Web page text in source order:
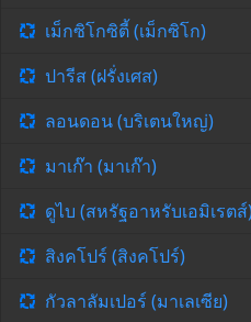
เม็กซิโกซิตี้ (เม็กซิโก)
ปารีส (ฝรั่งเศส)
ลอนดอน (บริเตนใหญ่)
มาเก๊า (มาเก๊า)
ดูไบ (สหรัฐอาหรับเอมิเรต
สิงคโปร์ (สิงคโปร์)
กัวลาลัมเปอร์ (มาเลเซีย)